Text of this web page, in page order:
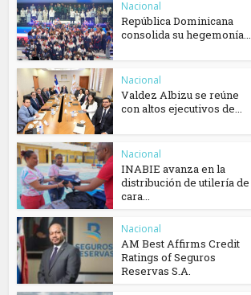
Nacional
República Dominicana
consolida su hegemonía...
Nacional
Valdez Albizu se reúne
con altos ejecutivos de...
Nacional
INABIE avanza en la
distribución de utilería de
cara...
Nacional
AM Best Affirms Credit
Ratings of Seguros
Reservas S.A.